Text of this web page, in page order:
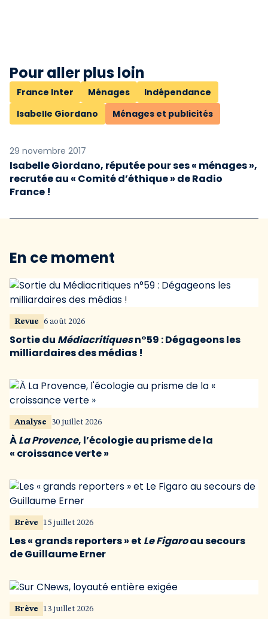
Pour aller plus loin
France Inter Ménages
Indépendance
Isabelle Giordano
Ménages et publicités
29 novembre 2017
Isabelle Giordano, réputée pour ses « ménages »,
recrutée au « Comité d’éthique » de Radio
France !
En ce moment
Revue 6 août 2026
Sortie du Médiacritiquesn°59 : Dégageons les
milliardaires des médias !
Analyse 30 juillet 2026
ÀLa Provence, l’écologie au prisme de la
« croissance verte »
Brève 15 juillet 2026
Les « grands reporters » et Le Figaroau secours
de Guillaume Erner
Brève 13 juillet 2026